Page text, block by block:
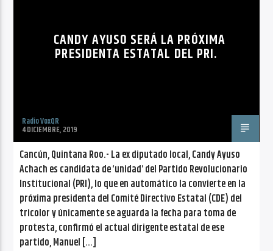
Radio VoxQR
CANDY AYUSO SERÁ LA PRÓXIMA
PRESIDENTA ESTATAL DEL PRI.
Radio VoxQR
4 DICIEMBRE, 2019
Cancún, Quintana Roo.- La ex diputado local, Candy Ayuso
Achach es candidata de ‘unidad’ del Partido Revolucionario
Institucional (PRI), lo que en automático la convierte en la
próxima presidenta del Comité Directivo Estatal (CDE) del
tricolor y únicamente se aguarda la fecha para toma de
protesta, confirmó el actual dirigente estatal de ese
partido, Manuel […]